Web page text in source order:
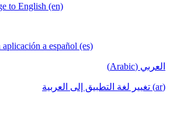
to English (en)
a español (es)
العربي (Arabic)
(ar) تغيير لغة التطبيق إلى العربية